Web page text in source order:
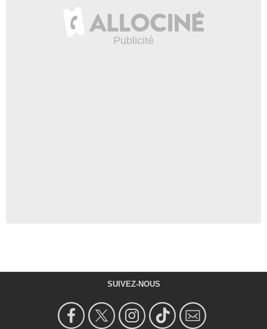
SUIVEZ-NOUS